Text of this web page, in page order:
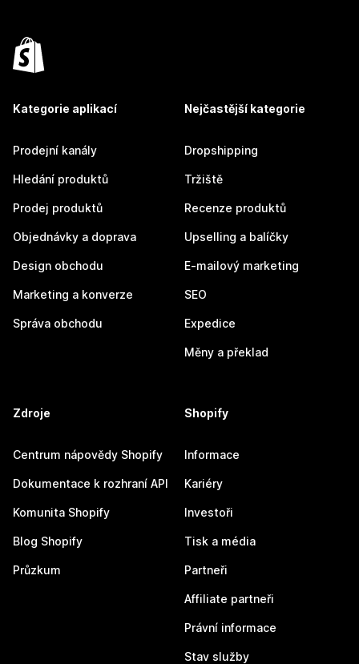
Kategorie aplikací
Prodejní kanály
Hledání produktů
Prodej produktů
Objednávky a doprava
Design obchodu
Marketing a konverze
Správa obchodu
Nejčastější kategorie
Dropshipping
Tržiště
Recenze produktů
Upselling a balíčky
E-mailový marketing
SEO
Expedice
Měny a překlad
Zdroje
Centrum nápovědy Shopify
Dokumentace k rozhraní API
Komunita Shopify
Blog Shopify
Průzkum
Shopify
Informace
Kariéry
Investoři
Tisk a média
Partneři
Affiliate partneři
Právní informace
Stav služby